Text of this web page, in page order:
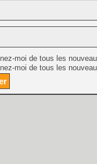
moi de tous les
moi de tous les